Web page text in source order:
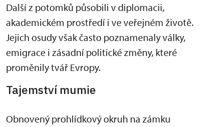
Další z potomků působili v diplomacii,
akademickém prostředí i ve veřejném životě.
Jejich osudy však často poznamenaly války,
emigrace i zásadní politické změny, které
proměnily tvář Evropy.
Tajemství mumie
Obnovený prohlídkový okruh na zámku